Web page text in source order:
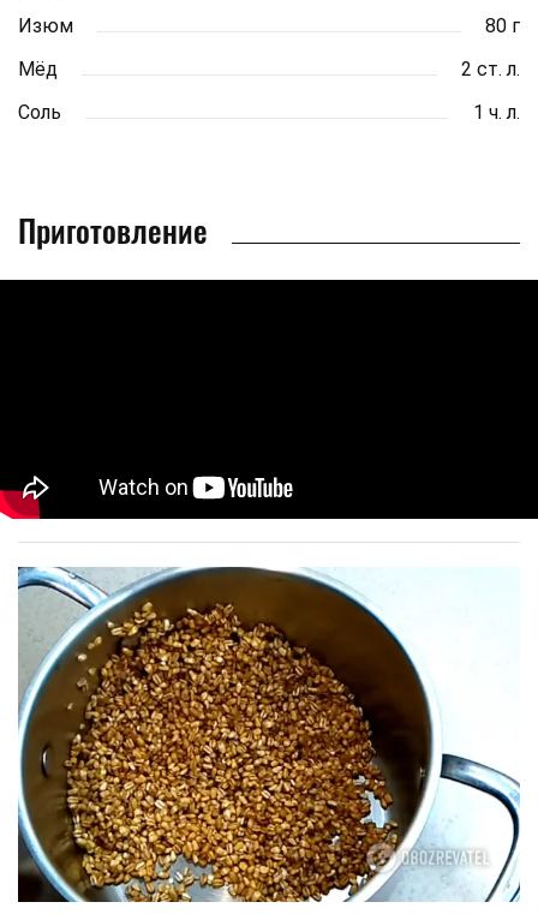
Изюм
80 г
Мёд
2 ст. л.
Соль
1 ч. л.
Приготовление